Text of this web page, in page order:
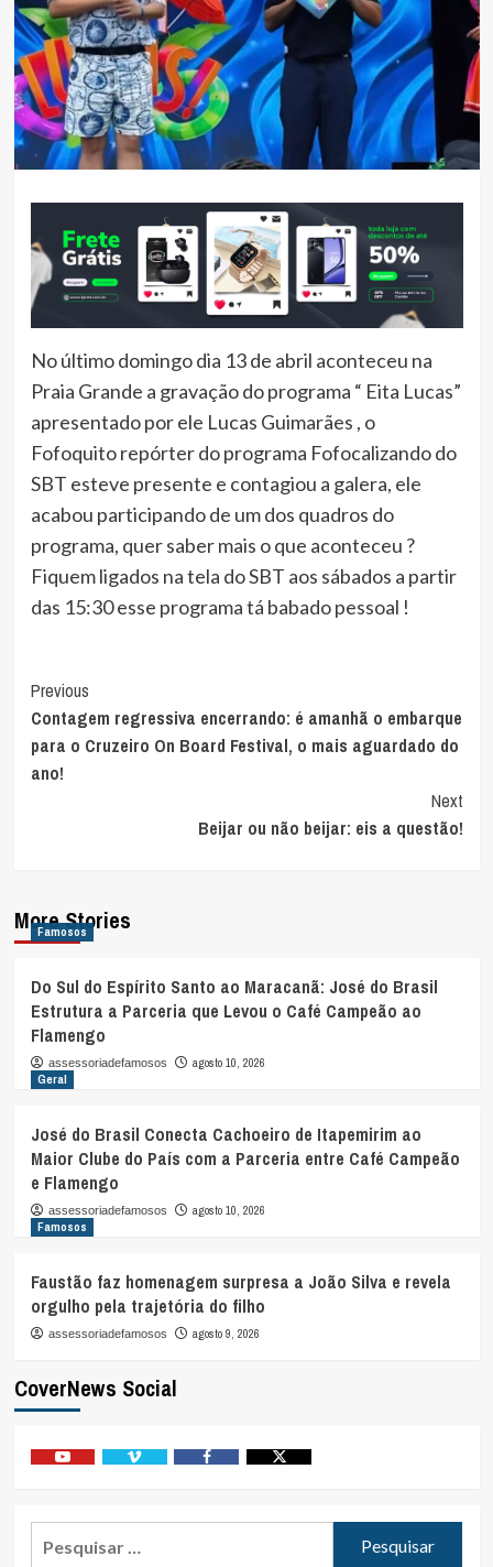
No último domingo dia 13 de abril aconteceu na
Praia Grande a gravação do programa “ Eita Lucas”
apresentado por ele Lucas Guimarães , o
Fofoquito repórter do programa Fofocalizando do
SBT esteve presente e contagiou a galera, ele
acabou participando de um dos quadros do
programa, quer saber mais o que aconteceu ?
Fiquem ligados na tela do SBT aos sábados a partir
das 15:30 esse programa tá babado pessoal !
Post
Navigation
Previous
Contagem regressiva encerrando: é amanhã o embarque
para o Cruzeiro On Board Festival, o mais aguardado do
ano!
Next
Beijar ou não beijar: eis a questão!
More Stories
Famosos
Do Sul do Espírito Santo ao Maracanã: José do Brasil
Estrutura a Parceria que Levou o Café Campeão ao
Flamengo
assessoriadefamosos
agosto 10, 2026
Geral
José do Brasil Conecta Cachoeiro de Itapemirim ao
Maior Clube do País com a Parceria entre Café Campeão
e Flamengo
assessoriadefamosos
agosto 10, 2026
Famosos
Faustão faz homenagem surpresa a João Silva e revela
orgulho pela trajetória do filho
assessoriadefamosos agosto 9, 2026
CoverNews Social